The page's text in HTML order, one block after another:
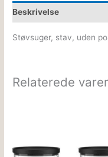
Beskrivelse
Støvsuger, stav, uden
Relaterede varer